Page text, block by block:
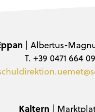
| Albertus-
T. +39 0471 664
Kaltern |